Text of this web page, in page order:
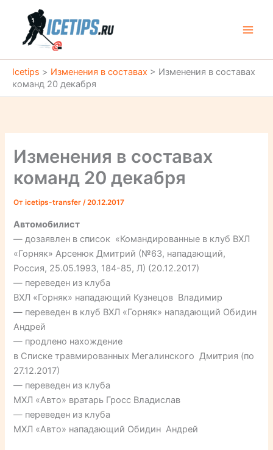
содержимому
Icetips > Изменения в составах > Изменения в составах
команд 20 декабря
Изменения в составах
команд 20 декабря
Отicetips-transfer/20.12.2017
Автомобилист
— дозаявлен в список «Командированные в клуб ВХЛ
«Горняк» Арсенюк Дмитрий (№63, нападающий,
Россия, 25.05.1993, 184-85, Л) (20.12.2017)
— переведен из клуба
ВХЛ «Горняк» нападающий Кузнецов Владимир
— переведен в клуб ВХЛ «Горняк» нападающий Обидин
Андрей
— продлено нахождение
в Списке травмированных Мегалинского Дмитрия (по
27.12.2017)
— переведен из клуба
МХЛ «Авто» вратарь Гросс Владислав
— переведен из клуба
МХЛ «Авто» нападающий Обидин Андрей